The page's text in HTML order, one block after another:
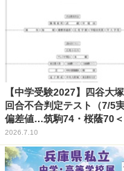
【中学受験2027】四谷大
回合不合判定テスト（7/5実
偏差値…筑駒74・桜蔭70＜
2026.7.10